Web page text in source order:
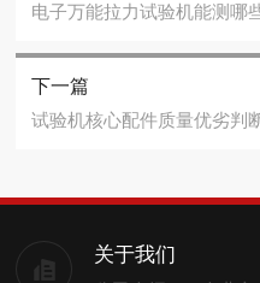
电子万能拉力试验机能测哪
下一篇
试验机核心配件质量优劣判
关于我们